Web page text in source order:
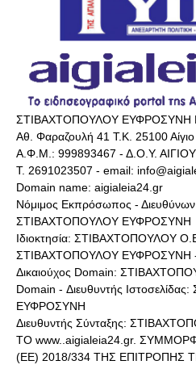
ΣΤΙΒΑΧΤΟΠΟΥΛΟΥ ΕΥΦΡΟΣΥΝΗ
Αθ. Φαραζουλή 41 Τ.Κ. 25100 Αίγιο
Α.Φ.Μ.: 999893467 - Δ.Ο.Υ. ΑΙΓΙΟΥ
Τ. 2691023507 - email:
Domain name: aigialeia24.gr
Νόμιμος Εκπρόσωπος -
ΣΤΙΒΑΧΤΟΠΟΥΛΟΥ ΕΥΦΡΟΣΥΝΗ
Ιδιοκτησία: ΣΤΙΒΑΧΤΟΠΟΥΛΟΥ
ΣΤΙΒΑΧΤΟΠΟΥΛΟΥ ΕΥΦΡΟΣΥΝΗ
Δικαιούχος Domain:
Domain - Διευθυντής
ΕΥΦΡΟΣΥΝΗ
Διευθυντής Σύνταξης:
ΤΟ www..aigialeia24.gr.
(ΕΕ) 2018/334 ΤΗΣ ΕΠΙΤΡΟΠΗΣ